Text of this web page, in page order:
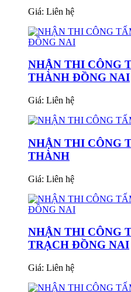
Giá: Liên hệ
NHẬN THI CÔNG
THÀNH ĐỒNG NAI
Giá: Liên hệ
NHẬN THI CÔNG
THÀNH
Giá: Liên hệ
NHẬN THI CÔNG
TRẠCH ĐỒNG NAI
Giá: Liên hệ